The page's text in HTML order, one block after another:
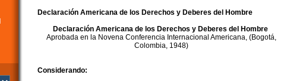
Declaración Americana de los Derechos y Deberes del Hombre
Declaración Americana de los Derechos y Deberes del Hombre
Aprobada en la Novena Conferencia Internacional Americana, (Bogotá,
Colombia, 1948)
Considerando: